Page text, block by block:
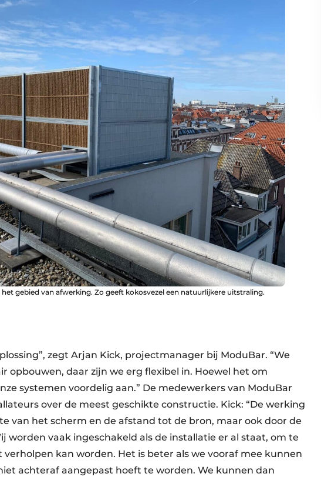
gebied van afwerking. Zo geeft kokosvezel een natuurlijkere uitstraling.
zegt Arjan Kick, projectmanager bij ModuBar. “We
opbouwen, daar zijn we erg flexibel in. Hoewel het om
systemen voordelig aan.” De medewerkers van ModuBar
over de meest geschikte constructie. Kick: “De werking
van het scherm en de afstand tot de bron, maar ook door de
worden vaak ingeschakeld als de installatie er al staat, om te
verholpen kan worden. Het is beter als we vooraf mee kunnen
achteraf aangepast hoeft te worden. We kunnen dan